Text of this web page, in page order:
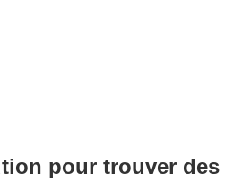
pour trouver